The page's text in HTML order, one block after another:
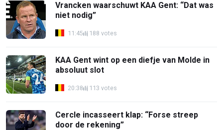
Vrancken waarschuwt KAA Gent: “Dat was
niet nodig”
11:45 188 votes
KAA Gent wint op een diefje van Molde in
absoluut slot
20:38 113 votes
Cercle incasseert klap: “Forse streep
door de rekening”